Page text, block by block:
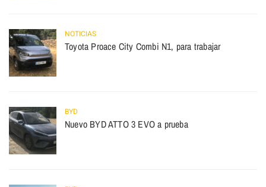
NOTICIAS
Toyota Proace City Combi N1, para trabajar
BYD
Nuevo BYD ATTO 3 EVO a prueba